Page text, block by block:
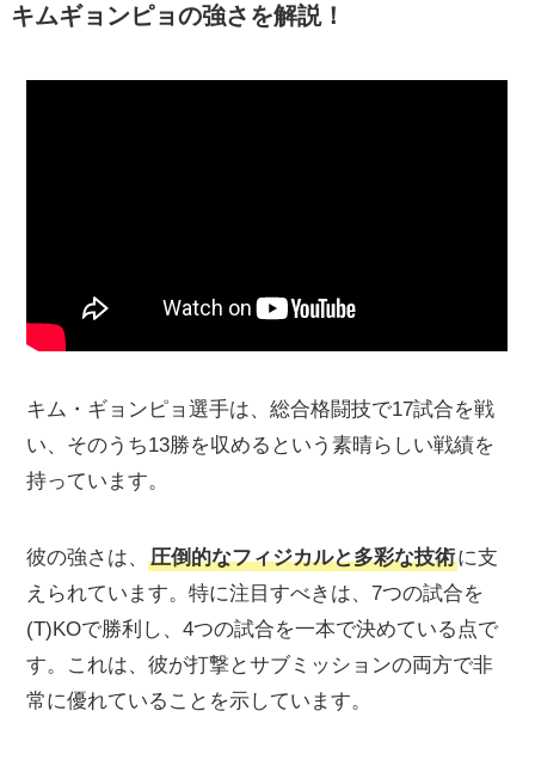
キムギョンピョの強さを解説！
キム・ギョンピョ選手は、総合格闘技で17試合を戦
い、そのうち13勝を収めるという素晴らしい戦績を
持っています。
彼の強さは、圧倒的なフィジカルと多彩な技術に支
えられています。特に注目すべきは、7つの試合を
(T)KOで勝利し、4つの試合を一本で決めている点で
す。これは、彼が打撃とサブミッションの両方で非
常に優れていることを示しています。